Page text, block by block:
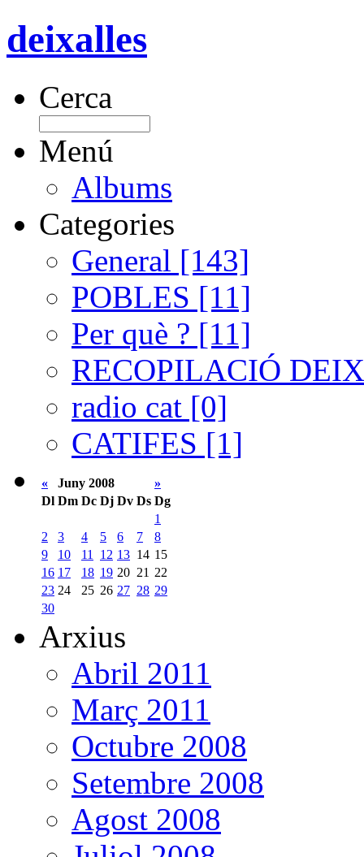
deixalles
Cerca
Menú
Albums
Categories
General [143]
POBLES [11]
Per què ? [11]
RECOPILACIÓ
radio cat [0]
CATIFES [1]
« Juny 2008
»
Dl Dm Dc Dj Dv Ds Dg
1
2
3 4 5 6 7
8
9
10 11 12 13 14 15
16 17 18 19 20 21 22
23 24 25 26 27 28 29
30
Arxius
Abril 2011
Març 2011
Octubre 2008
Setembre 2008
Agost 2008